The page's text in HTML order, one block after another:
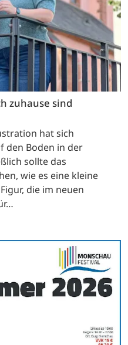
zuhause sind
hat sich
den Boden in der
sollte das
wie es eine kleine
die im neuen